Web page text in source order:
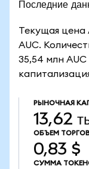
Последние
Текущая цена
AUC.
35,54 млн
РЫНОЧНАЯ
13,62
ОБЪЕМ
0,83 $
СУММА